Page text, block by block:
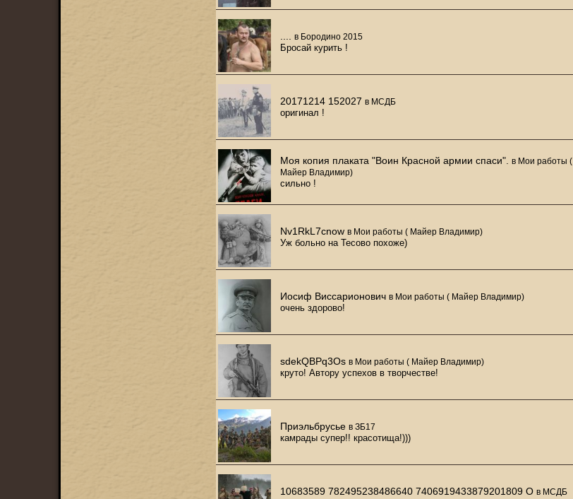
в Бородино 2015
Бросай курить !
20171214 152027 в МСДБ
оригинал !
Моя копия плаката "Воин Красной армии спаси". в Мои работы (
Майер Владимир)
сильно !
Nv1RkL7cnow в Мои работы ( Майер Владимир)
Уж больно на Тесово похоже)
Иосиф Виссарионович в Мои работы ( Майер Владимир)
очень здорово!
sdekQBPq3Os в Мои работы ( Майер Владимир)
круто! Автору успехов в творчестве!
Приэльбрусье в ЗБ17
камрады супер!! красотища!)))
10683589 782495238486640 7406919433879201809 O в МСДБ